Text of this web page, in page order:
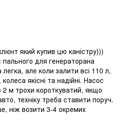
який купив цю каністру)))
для генераторана
але коли залити всі 110 л,
якісні та надійні. Насос
м трохи короткуватий, якщо
техніку треба ставити поруч.
ніж возити 3-4 окремих